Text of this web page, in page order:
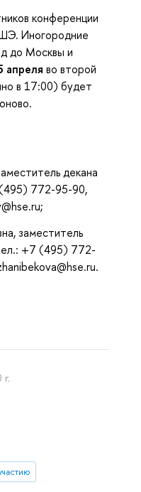
конференции
Иногородние
до Москвы и
апреля во второй
в 17:00) будет
декана
772-95-90,
заместитель
+7 (495) 772-